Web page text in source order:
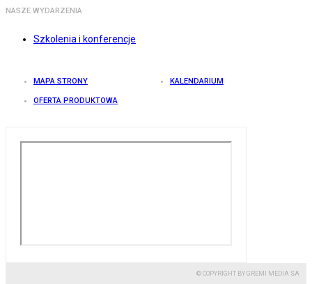
NASZE WYDARZENIA
Szkolenia i konferencje
MAPA STRONY KALENDARIUM
OFERTA PRODUKTOWA
© COPYRIGHT BY GREMI MEDIA SA